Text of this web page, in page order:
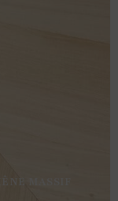
MASSIF